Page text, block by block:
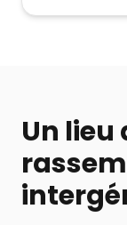
Un lieu